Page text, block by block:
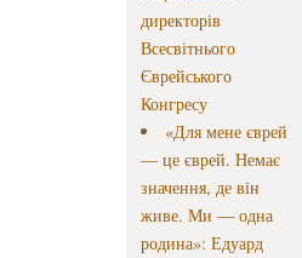
директорів
Всесвітнього
Єврейського
Конгресу
«Для мене єврей
— це єврей. Немає
значення, де він
живе. Ми — одна
родина»: Едуард